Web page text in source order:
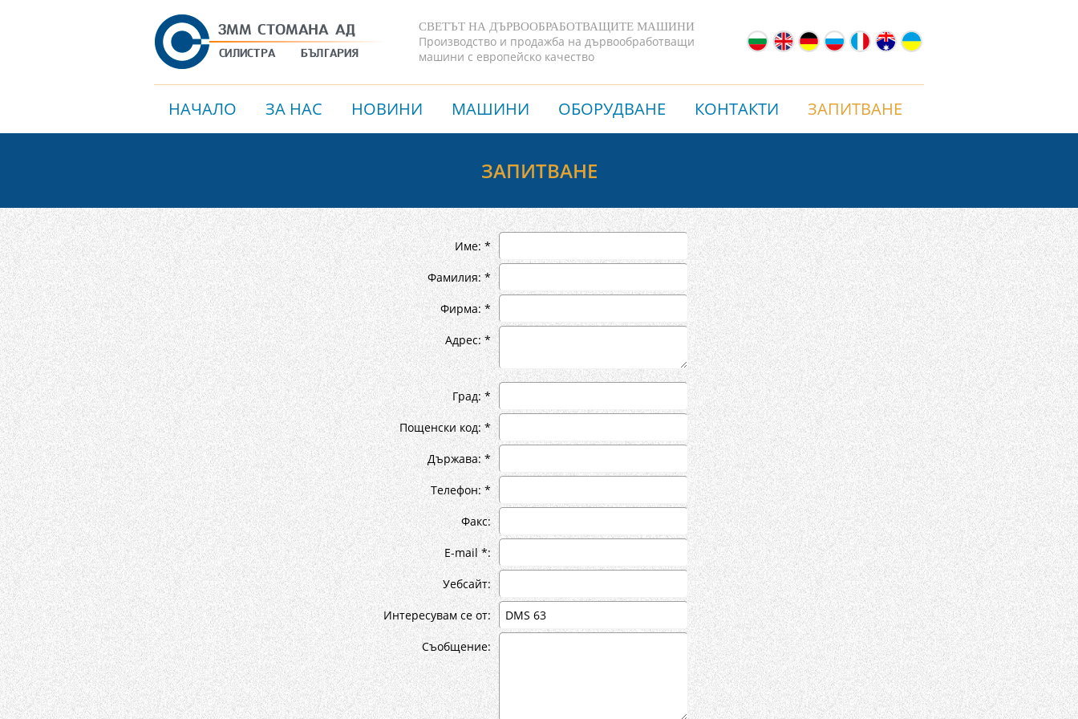
СВЕТЪТ НА ДЪРВООБРАБОТВАЩИТЕ МАШИНИ
Производство и продажба на дървообработващи
машини с европейско качество
НАЧАЛО ЗА НАС НОВИНИ МАШИНИ ОБОРУДВАНЕ КОНТАКТИ ЗАПИТВАНЕ
ЗАПИТВАНЕ
Име: *
Фамилия: *
Фирма: *
Адрес: *
Град: *
Пощенски код: *
Държава: *
Телефон: *
Факс:
E-mail *:
Уебсайт:
Интересувам се от:
Съобщение: